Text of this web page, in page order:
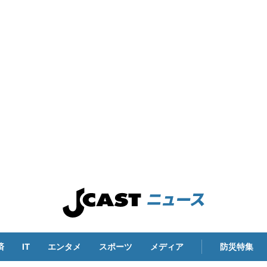
IT エンタメ スポーツ メディア 防災特集